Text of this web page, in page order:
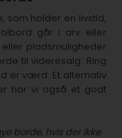
som holder en livstid,
går i arv eller
pladsmuligheder
til videresalg. Ring
er værd. Et alternativ
har vi også et godt
borde, hvis der ikke